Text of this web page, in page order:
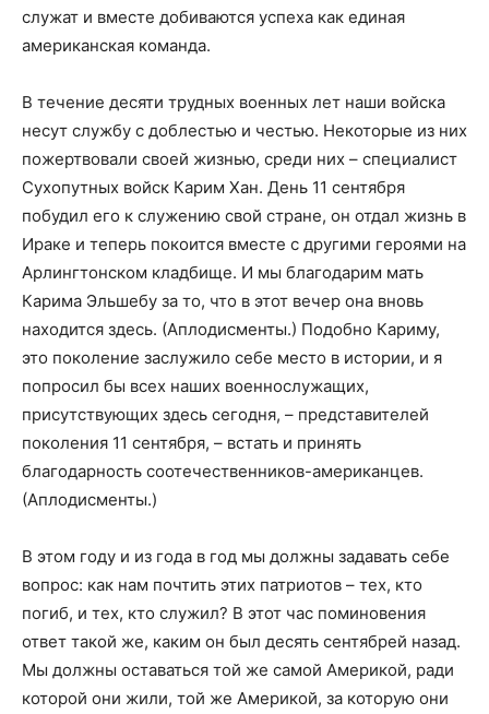
служат и вместе добиваются успеха как единая
американская команда.
В течение десяти трудных военных лет наши войска
несут службу с доблестью и честью. Некоторые из них
пожертвовали своей жизнью, среди них – специалист
Сухопутных войск Карим Хан. День 11 сентября
побудил его к служению свой стране, он отдал жизнь в
Ираке и теперь покоится вместе с другими героями на
Арлингтонском кладбище. И мы благодарим мать
Карима Эльшебу за то, что в этот вечер она вновь
находится здесь. (Аплодисменты.) Подобно Кариму,
это поколение заслужило себе место в истории, и я
попросил бы всех наших военнослужащих,
присутствующих здесь сегодня, – представителей
поколения 11 сентября, – встать и принять
благодарность соотечественников-американцев.
(Аплодисменты.)
В этом году и из года в год мы должны задавать себе
вопрос: как нам почтить этих патриотов – тех, кто
погиб, и тех, кто служил? В этот час поминовения
ответ такой же, каким он был десять сентябрей назад.
Мы должны оставаться той же самой Америкой, ради
которой они жили, той же Америкой, за которую они